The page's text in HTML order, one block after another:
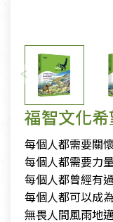
福智文化
每個人都需要關懷
每個人都需要力量
每個人都曾經有
每個人都可以成
無畏人間風雨地